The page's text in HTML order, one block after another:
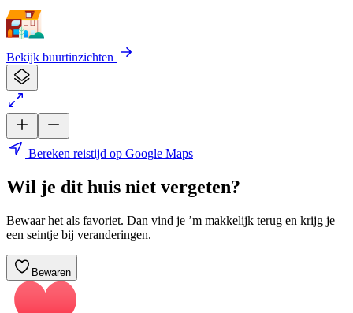
Bekijk buurtinzichten
Bereken reistijd op Google Maps
Wil je dit huis niet vergeten?
Bewaar het als favoriet. Dan vind je ’m makkelijk terug en krijg je
een seintje bij veranderingen.
Bewaren